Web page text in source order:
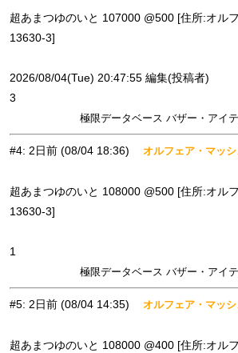
超あまつゆのいと 107000 @500 [住所:オル
13630-3]
2026/08/04(Tue) 20:47:55 編集(投稿者)
3
極限データベース バザー・アイ
#4: 2日前 (08/04 18:36) オルフェア・マッ
超あまつゆのいと 108000 @500 [住所:オル
13630-3]
1
極限データベース バザー・アイ
#5: 2日前 (08/04 14:35) オルフェア・マッ
超あまつゆのいと 108000 @400 [住所:オル